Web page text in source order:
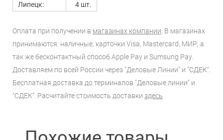
Липецк:
4 шт.
Оплата при получении в магазинах компании . В магазинах
принимаются: наличные, карточки Visa, Mastercard, МИР, а
так же бесконтактный способ Apple Pay и Sumsung Pay.
Доставляем по всей России через "Деловые Линии" и "СДЕК".
Бесплатная доставка до терминалов "Деловые линии" и
"СДЕК". Расчитайте стоимость доставки здесь